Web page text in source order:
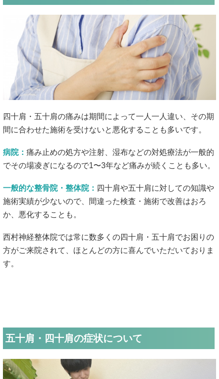
四十肩・五十肩の痛みは期間によって一人一人違い、その期
間に合わせた施術を受けないと悪化することも多いです。
病院： 痛み止めの処方や注射、湿布などの対処療法が一般的
でその場凌ぎになるので1〜3年など痛みが続くことも多い。
一般的な整骨院・整体院： 四十肩や五十肩に対しての知識や
施術実績が少ないので、間違った検査・施術で改善はおろ
か、悪化することも。
西村神経整体院では常に数多くの四十肩・五十肩でお困りの
方がご来院されて、ほとんどの方に喜んでいただいておりま
す。
五十肩・四十肩の症状について